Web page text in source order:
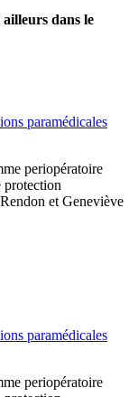
dans le
paramédicales
periopératoire
protection
et Geneviève
paramédicales
periopératoire